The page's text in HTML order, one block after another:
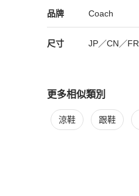
品牌
Coach 女鞋品牌介紹
Coach
Coach 推薦清單
尺寸 JP／CN／FR
更多相似類別
更多Coach女鞋相似
涼鞋 跟鞋